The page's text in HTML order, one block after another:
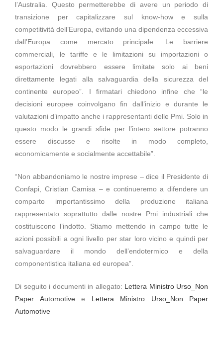
l’Australia. Questo permetterebbe di avere un periodo di
transizione per capitalizzare sul know-how e sulla
competitività dell’Europa, evitando una dipendenza eccessiva
dall’Europa come mercato principale. Le barriere
commerciali, le tariffe e le limitazioni su importazioni o
esportazioni dovrebbero essere limitate solo ai beni
direttamente legati alla salvaguardia della sicurezza del
continente europeo”. I firmatari chiedono infine che “le
decisioni europee coinvolgano fin dall’inizio e durante le
valutazioni d’impatto anche i rappresentanti delle Pmi. Solo in
questo modo le grandi sfide per l’intero settore potranno
essere discusse e risolte in modo completo,
economicamente e socialmente accettabile”.
“Non abbandoniamo le nostre imprese – dice il Presidente di
Confapi, Cristian Camisa – e continueremo a difendere un
comparto importantissimo della produzione italiana
rappresentato soprattutto dalle nostre Pmi industriali che
costituiscono l’indotto. Stiamo mettendo in campo tutte le
azioni possibili a ogni livello per star loro vicino e quindi per
salvaguardare il mondo dell’endotermico e della
componentistica italiana ed europea”.
Di seguito i documenti in allegato: Lettera Ministro Urso_Non
Paper Automotivee Lettera Ministro Urso_Non Paper
Automotive